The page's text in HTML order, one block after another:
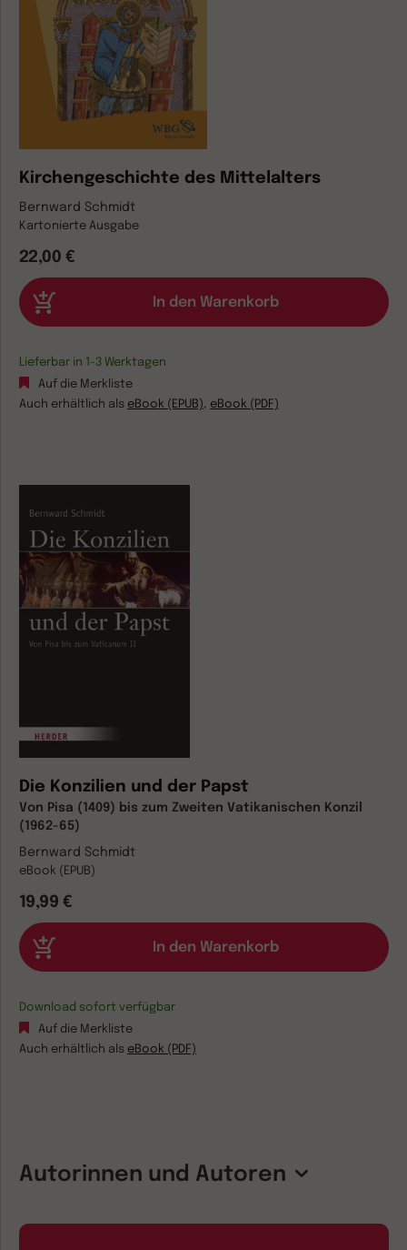
Kirchengeschichte des Mittelalters
Bernward Schmidt
Kartonierte Ausgabe
22,00 €
Lieferbar in 1-3 Werktagen
Auf die Merkliste
Auch erhältlich als eBook (EPUB) eBook (PDF)
Die Konzilien und der Papst
Von Pisa (1409) bis zum Zweiten Vatikanischen Konzil
(1962-65)
Bernward Schmidt
eBook (EPUB)
19,99 €
Download sofort verfügbar
Auf die Merkliste
Auch erhältlich als eBook (PDF)
Autorinnen und Autoren